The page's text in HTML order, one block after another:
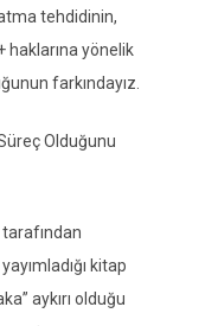
tehdidinin,
haklarına yönelik
farkındayız.
Olduğunu
tarafından
kitap
aykırı olduğu